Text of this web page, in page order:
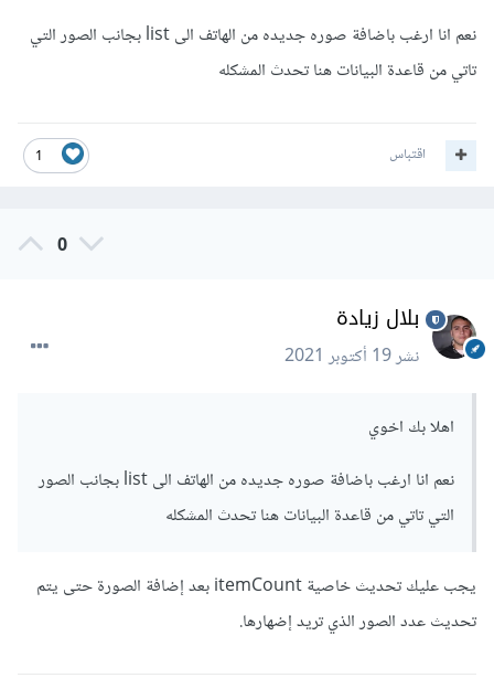
نعم انا ارغب باضافة صوره جديده من الهاتف الى list بجانب الصور التي
تاتي من قاعدة البيانات هنا تحدث المشكله
1 اقتباس
0
بلال زيادة
نشر19 أكتوبر 2021
اهلا بك اخوي
نعم انا ارغب باضافة صوره جديده من الهاتف الى list بجانب الصور
التي تاتي من قاعدة البيانات هنا تحدث المشكله
يجب عليك تحديث خاصية itemCount بعد إضافة الصورة حتى يتم
تحديث عدد الصور الذي تريد إضهارها.